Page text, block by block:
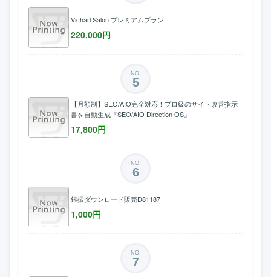
Vicharl Salon プレミアムプラン
220,000円
NO.
5
【月額制】SEO/AIO完全対応！プロ級のサイト改善指示
書を自動生成『SEO/AIO Direction OS』
17,800円
NO.
6
銀振ダウンロード販売D81187
1,000円
NO.
7